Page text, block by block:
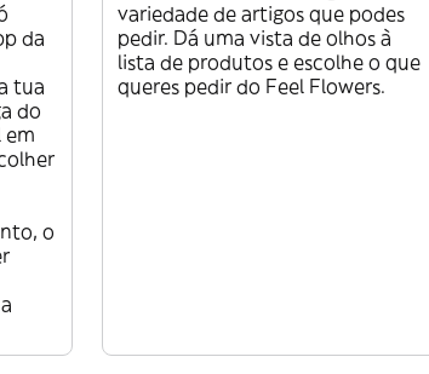
da
tua
do
em
o
variedade de artigos que podes
pedir. Dá uma vista de olhos à
lista de produtos e escolhe o que
queres pedir do Feel Flowers.